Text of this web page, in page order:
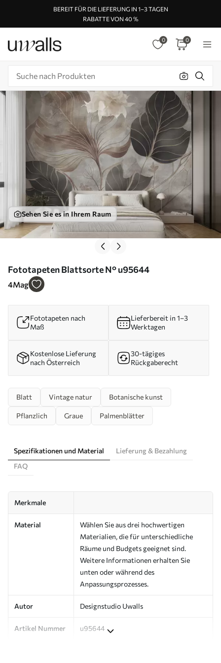
BEREIT FÜR DIE LIEFERUNG IN 1–3 TAGEN
RABATTE VON 40 %
0 0
Sehen Sie es in Ihrem Raum
Fototapeten Blattsorte N° u95644
4Mag
Fototapeten nach
Maß
Lieferbereit in 1–3
Werktagen
Kostenlose Lieferung
nach Österreich
30-tägiges
Rückgaberecht
Blatt Vintage natur Botanische kunst
Pflanzlich Graue Palmenblätter
Spezifikationen und Material
Lieferung & Bezahlung
FAQ
Merkmale
Material
Wählen Sie aus drei hochwertigen
Materialien, die für unterschiedliche
Räume und Budgets geeignet sind.
Weitere Informationen erhalten Sie
unten oder während des
Anpassungsprozesses.
Autor Designstudio Uwalls
Artikel Nummer u95644